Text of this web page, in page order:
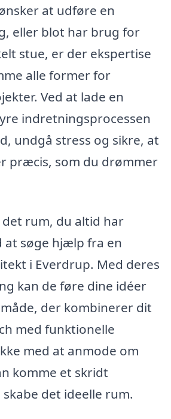
at udføre en
eller blot har brug for
stue, er der ekspertise
alle former for
Ved at lade en
indretningsprocessen
undgå stress og sikre, at
præcis, som du drømmer
rum, du altid har
at søge hjælp fra en
i Everdrup. Med deres
kan de føre dine idéer
der kombinerer dit
med funktionelle
med at anmode om
komme et skridt
det ideelle rum.